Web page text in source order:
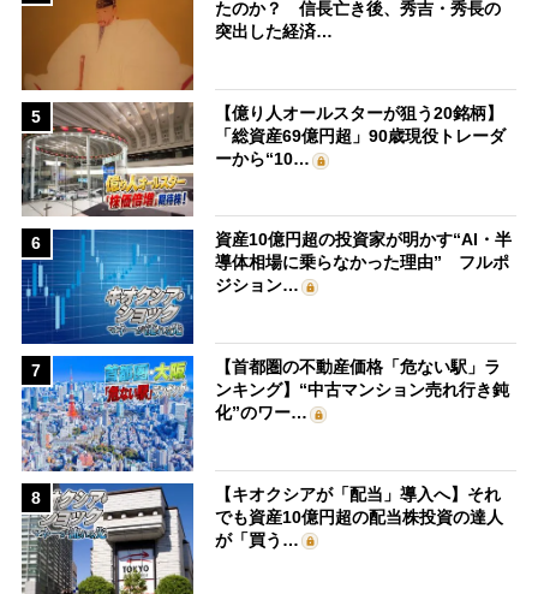
たのか？ 信長亡き後、秀吉・秀長の
突出した経済…
5
【億り人オールスターが狙う20銘柄】
「総資産69億円超」90歳現役トレーダ
ーから“10…
6
資産10億円超の投資家が明かす“AI・半
導体相場に乗らなかった理由” フルポ
ジション…
7
【首都圏の不動産価格「危ない駅」ラ
ンキング】“中古マンション売れ行き鈍
化”のワー…
8
【キオクシアが「配当」導入へ】それ
でも資産10億円超の配当株投資の達人
が「買う…